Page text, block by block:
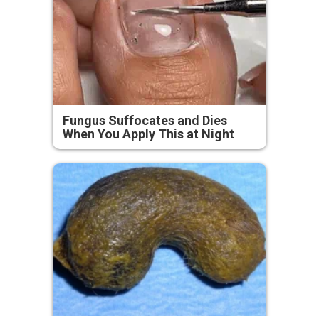
Fungus Suffocates and Dies
When You Apply This at Night